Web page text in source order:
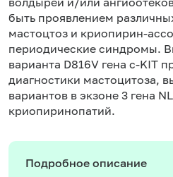
быть проявлением
мастоцтоз и криопирин-
периодические синдромы.
варианта D816V гена c-KIT
диагностики мастоцитоза,
вариантов в экзоне 3 гена
криопиринопатий.
Подробное описание